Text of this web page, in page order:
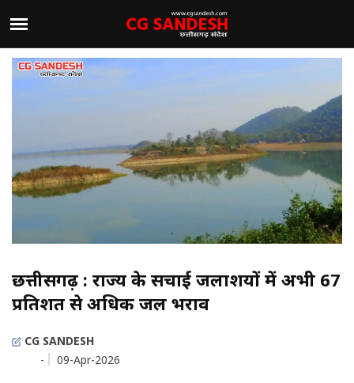
छत्तीसगढ़ : राज्य के सिंचाई जलाशयों में अभी 67
प्रतिशत से अधिक जल भराव
CG SANDESH
-
09-Apr-2026